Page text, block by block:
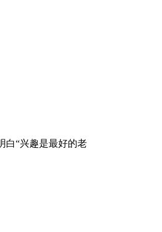
白“兴趣是最好的老